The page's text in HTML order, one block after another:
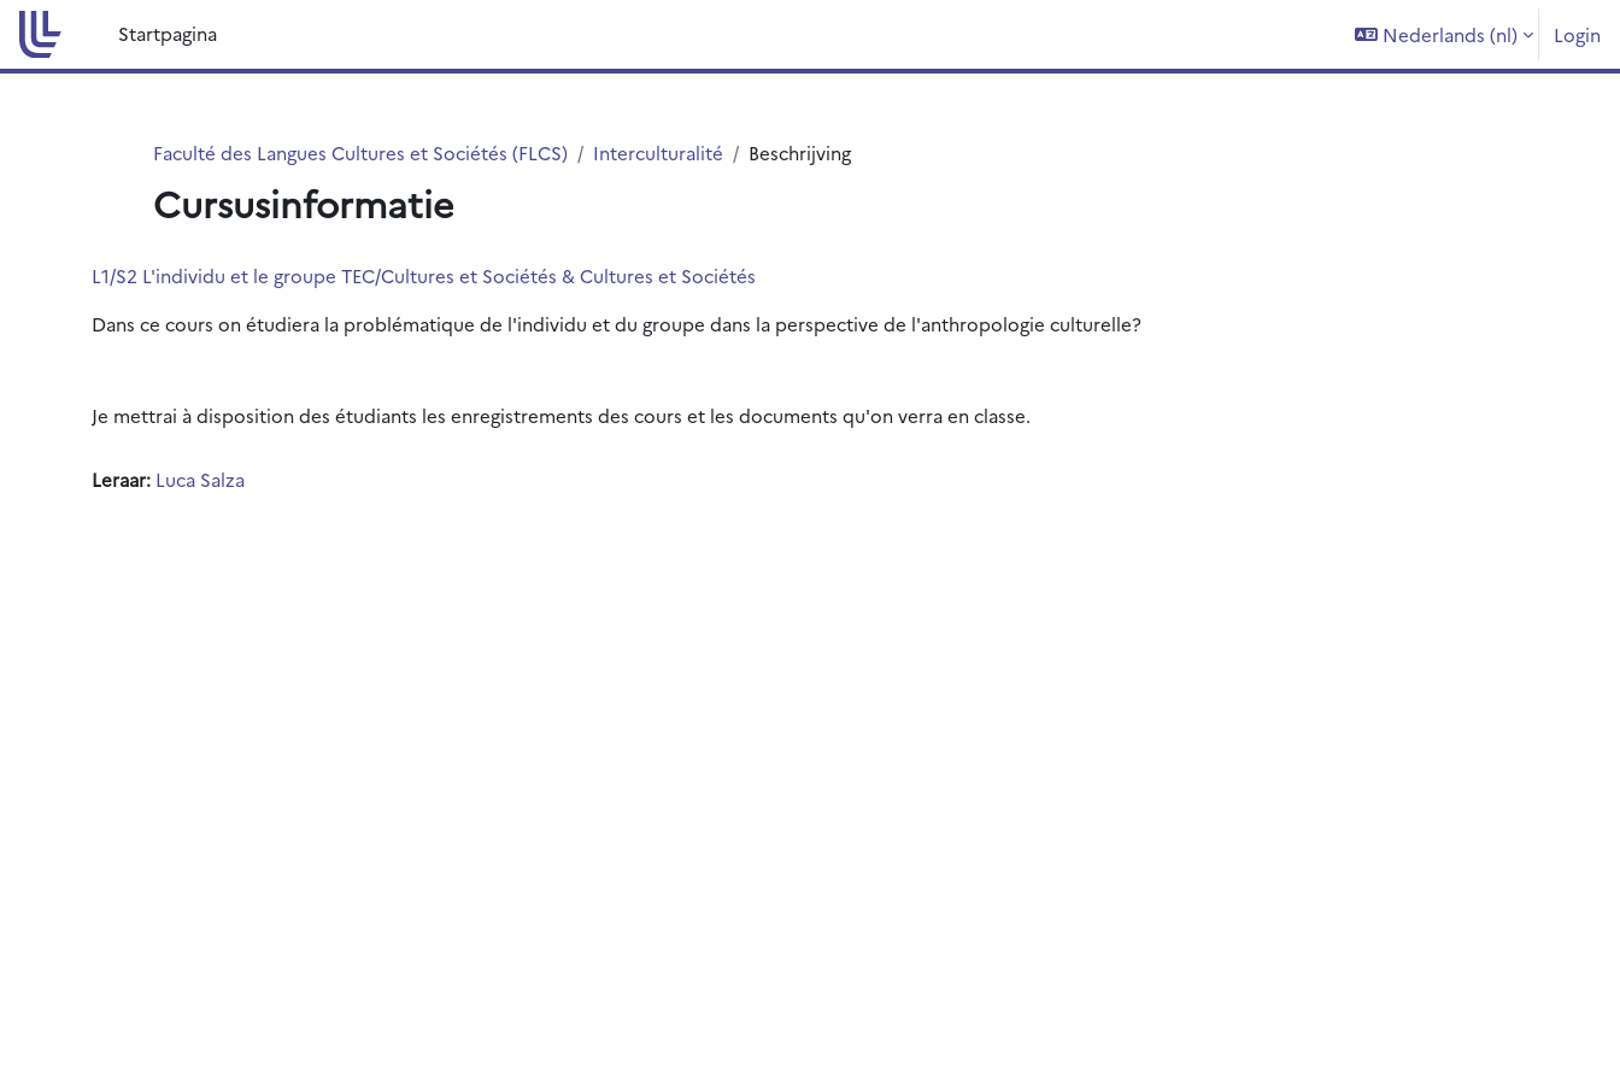
Ga naar hoofdinhoud
Startpagina
Nederlands ‎(nl)‎ Login
Faculté des Langues Cultures et Sociétés (FLCS) Interculturalité Beschrijving
Cursusinformatie
L1/S2 L'individu et le groupe TEC/Cultures et Sociétés & Cultures et Sociétés
Dans ce cours on étudiera la problématique de l'individu et du groupe dans la perspective de l'anthropologie culturelle?
Je mettrai à disposition des étudiants les enregistrements des cours et les documents qu'on verra en classe.
Leraar: Luca Salza